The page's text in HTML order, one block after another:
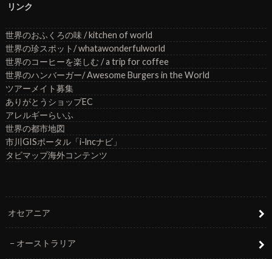
リンク
世界のおふくろの味 / kitchen of world
世界の珍スポット/ whatawonderfulworld
世界のコーヒーを楽しむ / a trip for coffee
世界のハンバーガー/ Awesome Burgers in the World
ツアーメイト募集
ありがとうショップEC
アレルギーらいふ
世界の都市地図
市川GISポータル「i-lncナビ」
タビマップ海外コンテンツ
オセアニア
オーストラリア